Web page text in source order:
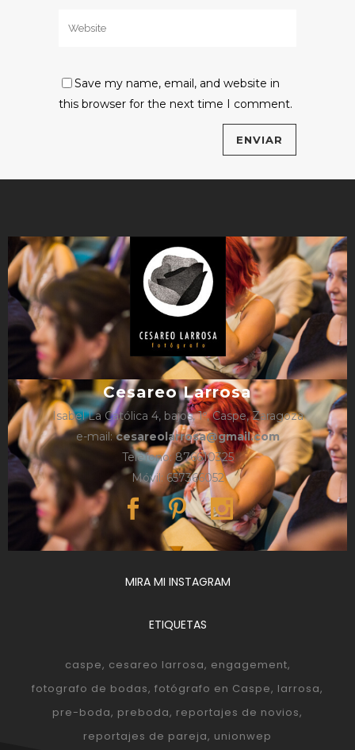
Save my name, email, and website in
this browser for the next time I comment.
Cesareo Larrosa
Isabel La Católica 4, bajos, 1º, Caspe, Zaragoza
e-mail:cesareolarrosa@gmail.com
Teléfono: 876610325
Móvil: 657366052
MIRA MI INSTAGRAM
ETIQUETAS
caspe cesareo larrosa engagement
fotografo de bodas fotógrafo en Caspe larrosa
pre-boda preboda reportajes de novios
reportajes de pareja unionwep